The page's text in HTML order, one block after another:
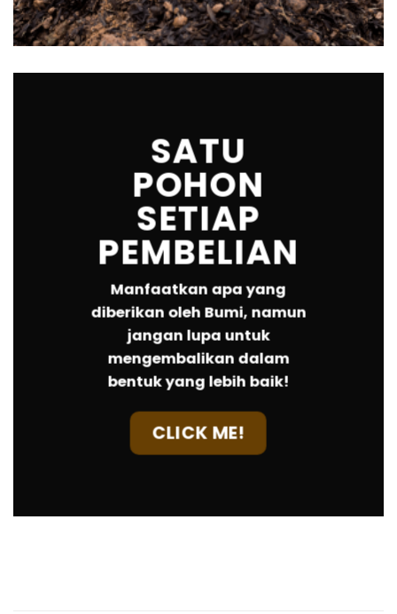
SATU
POHON
SETIAP
PEMBELIAN
Manfaatkan apa yang
diberikan oleh Bumi, namun
jangan lupa untuk
mengembalikan dalam
bentuk yang lebih baik!
CLICK ME!